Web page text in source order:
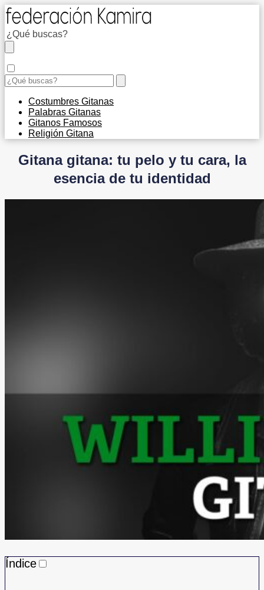
Costumbres Gitanas
Palabras Gitanas
Gitanos Famosos
Religión Gitana
Gitana gitana: tu pelo y tu cara, la
esencia de tu identidad
Índice